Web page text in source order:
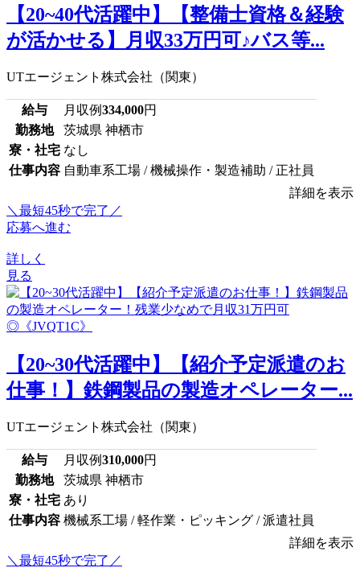
【20~40代活躍中】【整備士資格＆経験
が活かせる】月収33万円可♪バス等...
UTエージェント株式会社（関東）
給与 月収例334,000円
勤務地
茨城県 神栖市
寮・社宅 なし
仕事内容 自動車系工場 / 機械操作・製造補助 / 正社員
詳細を表示
＼最短45秒で完了／
応募へ進む
詳しく
見る
【20~30代活躍中】【紹介予定派遣のお
仕事！】鉄鋼製品の製造オペレーター...
UTエージェント株式会社（関東）
給与 月収例310,000円
勤務地
茨城県 神栖市
寮・社宅 あり
仕事内容 機械系工場 / 軽作業・ピッキング / 派遣社員
詳細を表示
＼最短45秒で完了／